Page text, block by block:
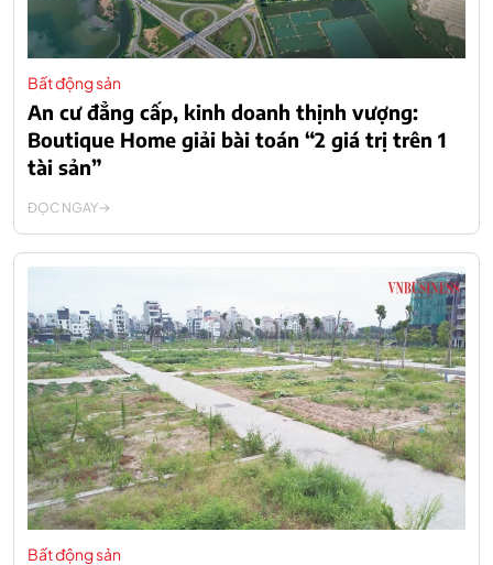
Bất động sản
An cư đẳng cấp, kinh doanh thịnh vượng:
Boutique Home giải bài toán “2 giá trị trên 1
tài sản”
ĐỌC NGAY
Bất động sản